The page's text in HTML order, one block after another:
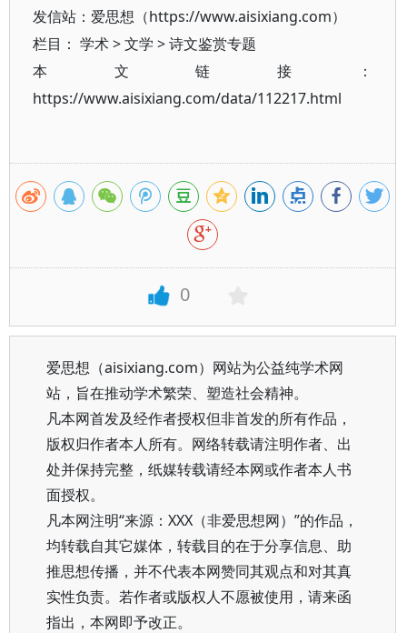
发信站：爱思想（https://www.aisixiang.com）
栏目： 学术>文学 >诗文鉴赏专题
本文链接：
https://www.aisixiang.com/data/112217.html
0
爱思想（aisixiang.com）网站为公益纯学术网
站，旨在推动学术繁荣、塑造社会精神。
凡本网首发及经作者授权但非首发的所有作品，
版权归作者本人所有。网络转载请注明作者、出
处并保持完整，纸媒转载请经本网或作者本人书
面授权。
凡本网注明“来源：XXX（非爱思想网）”的作品，
均转载自其它媒体，转载目的在于分享信息、助
推思想传播，并不代表本网赞同其观点和对其真
实性负责。若作者或版权人不愿被使用，请来函
指出，本网即予改正。